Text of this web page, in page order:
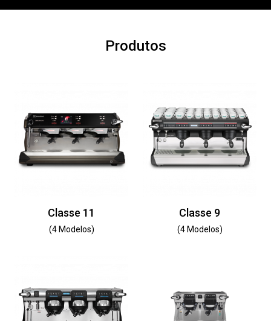
Produtos
Classe 11
(4 Modelos)
Classe 9
(4 Modelos)